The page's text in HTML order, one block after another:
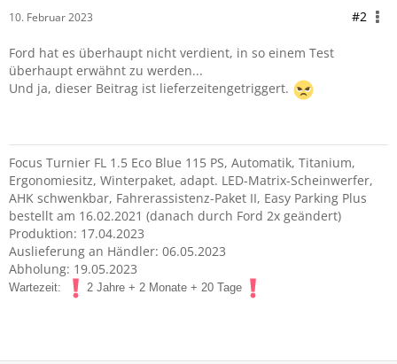
10. Februar 2023 #2
Ford hat es überhaupt nicht verdient, in so einem Test
überhaupt erwähnt zu werden...
Und ja, dieser Beitrag ist lieferzeitengetriggert.
Focus Turnier FL 1.5 Eco Blue 115 PS, Automatik, Titanium,
Ergonomiesitz, Winterpaket, adapt. LED-Matrix-Scheinwerfer,
AHK schwenkbar, Fahrerassistenz-Paket II, Easy Parking Plus
bestellt am 16.02.2021 (danach durch Ford 2x geändert)
Produktion: 17.04.2023
Auslieferung an Händler: 06.05.2023
Abholung: 19.05.2023
Wartezeit: 2 Jahre + 2 Monate + 20 Tage